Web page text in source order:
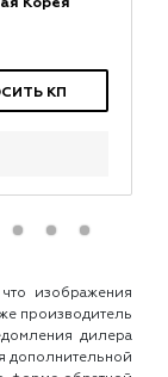
КП
изображения
производитель
дилера
дополнительной